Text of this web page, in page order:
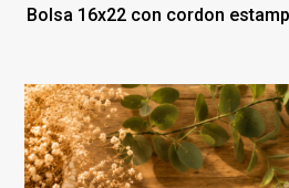
Bolsa 16x22 con cordon